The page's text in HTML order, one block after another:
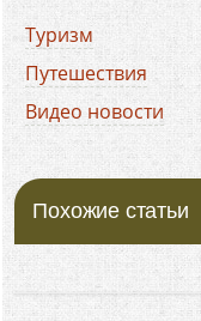
Туризм
Путешествия
Видео новости
Похожие статьи